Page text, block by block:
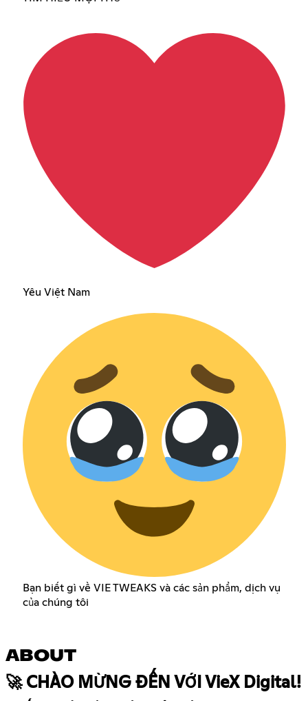
Yêu Việt Nam
Bạn biết gì về VIE TWEAKS và các sản phẩm, dịch vụ
của chúng tôi
ABOUT
🚀 CHÀO MỪNG ĐẾN VỚI VieX Digital!